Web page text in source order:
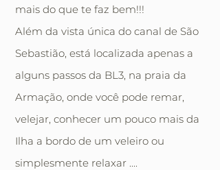
mais do que te faz bem!!!
Além da vista única do canal de São
Sebastião, está localizada apenas a
alguns passos da BL3, na praia da
Armação, onde você pode remar,
velejar, conhecer um pouco mais da
Ilha a bordo de um veleiro ou
simplesmente relaxar ....